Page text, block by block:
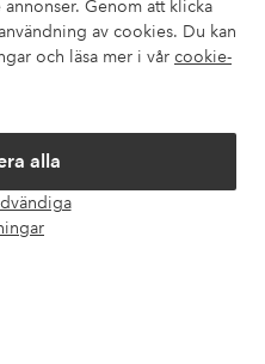
Genom att klicka
av cookies. Du kan
och läsa mer i vår cookie-
alla